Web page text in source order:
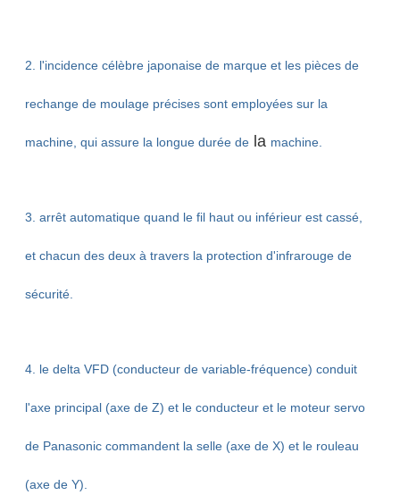
2. l'incidence célèbre japonaise de marque et les pièces de
rechange de moulage précises sont employées sur la
machine, quiassure la longue durée dela machine.
3. arrêt automatique quand le fil haut ou inférieur est cassé,
et chacun des deux à travers la protection d'infrarouge de
sécurité.
4. le delta VFD (conducteur de variable-fréquence) conduit
l'axe principal (axe de Z) et le conducteur et le moteur servo
de Panasonic commandent la selle (axe de X) et le rouleau
(axe de Y).